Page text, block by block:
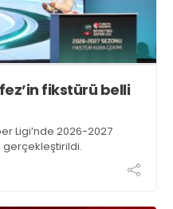
fikstürü belli
Ligi’nde 2026-2027
gerçekleştirildi.